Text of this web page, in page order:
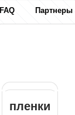
FAQ Партнеры
пленки